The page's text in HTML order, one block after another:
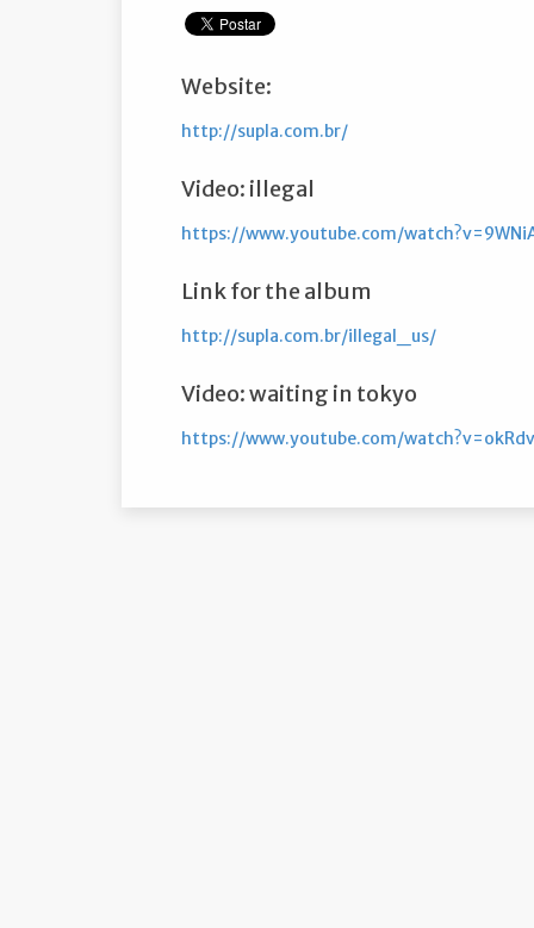
Website:
http://supla.com.br/
Video: illegal
https://www.youtube.com/
Link for the album
http://supla.com.br/illegal_us/
Video: waiting in tokyo
https://www.youtube.com/